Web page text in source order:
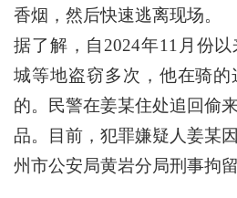
香烟，然后快速逃离现场。
据了解，自2024年11月份
城等地盗窃多次，他在骑
的。民警在姜某住处追回偷
品。目前，犯罪嫌疑人姜某
州市公安局黄岩分局刑事拘留